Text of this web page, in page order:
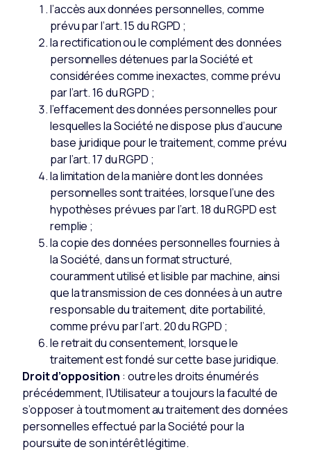
l’accès aux données personnelles, comme
prévu par l’art. 15 du RGPD ;
la rectification ou le complément des données
personnelles détenues par la Société et
considérées comme inexactes, comme prévu
par l’art. 16 du RGPD ;
l’effacement des données personnelles pour
lesquelles la Société ne dispose plus d’aucune
base juridique pour le traitement, comme prévu
par l’art. 17 du RGPD ;
la limitation de la manière dont les données
personnelles sont traitées, lorsque l’une des
hypothèses prévues par l’art. 18 du RGPD est
remplie ;
la copie des données personnelles fournies à
la Société, dans un format structuré,
couramment utilisé et lisible par machine, ainsi
que la transmission de ces données à un autre
responsable du traitement, dite portabilité,
comme prévu par l’art. 20 du RGPD ;
le retrait du consentement, lorsque le
traitement est fondé sur cette base juridique.
Droit d’opposition : outre les droits énumérés
précédemment, l’Utilisateur a toujours la faculté de
s’opposer à tout moment au traitement des données
personnelles effectué par la Société pour la
poursuite de son intérêt légitime.